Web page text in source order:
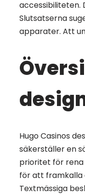
accessibiliteten.
Slutsatserna
apparater. Att
Hugo Casinos
säkerställer en
prioritet för
för att framkalla
Textmässiga